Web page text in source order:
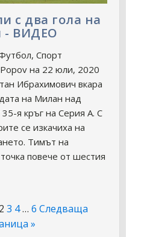
с два гола на
- ВИДЕО
Спорт
на 22 юли, 2020
Ибрахимович вкара
на Милан над
я кръг на Серия А. С
се изкачиха на
Тимът на
повече от шестия
2 3 4… 6 Следваща
»